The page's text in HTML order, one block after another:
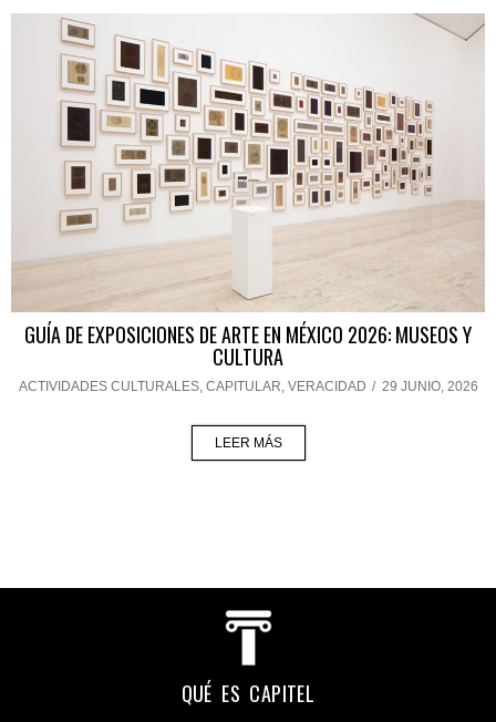
GUÍA DE EXPOSICIONES DE ARTE EN MÉXICO 2026: MUSEOS Y
CULTURA
ACTIVIDADES CULTURALES, CAPITULAR VERACIDAD / 29 JUNIO, 2026
LEER MÁS
QUÉ ES CAPITEL